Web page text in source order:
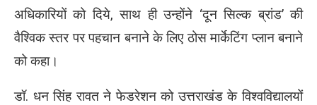
अधिकारियों को दिये, साथ ही उन्होंने ‘दून सिल्क ब्रांड’ की
वैश्विक स्तर पर पहचान बनाने के लिए ठोस मार्केटिंग प्लान बनाने
को कहा।
डॉ. धन सिंह रावत ने फेडरेशन को उत्तराखंड के विश्वविद्यालयों